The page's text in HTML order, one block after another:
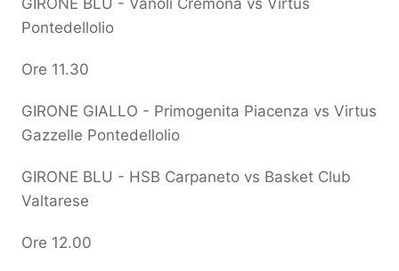
GIRONE BLU - Vanoli Cremona vs Virtus
Pontedellolio
Ore 11.30
GIRONE GIALLO - Primogenita Piacenza vs Virtus
Gazzelle Pontedellolio
GIRONE BLU - HSB Carpaneto vs Basket Club
Valtarese
Ore 12.00